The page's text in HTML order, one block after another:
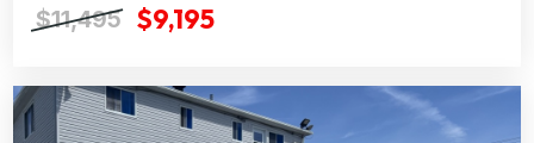
$11,495 $9,195